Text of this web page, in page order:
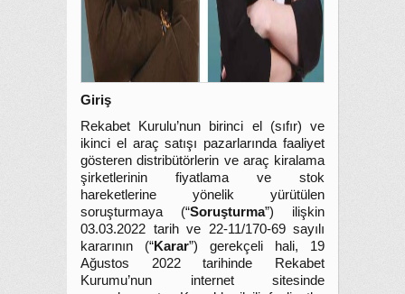
Giriş
Rekabet Kurulu’nun birinci el (sıfır) ve
ikinci el araç satışı pazarlarında faaliyet
gösteren distribütörlerin ve araç kiralama
şirketlerinin fiyatlama ve stok
hareketlerine yönelik yürütülen
soruşturmaya (“Soruşturma”) ilişkin
03.03.2022 tarih ve 22-11/170-69 sayılı
kararının (“Karar”) gerekçeli hali, 19
Ağustos 2022 tarihinde Rekabet
Kurumu’nun internet sitesinde